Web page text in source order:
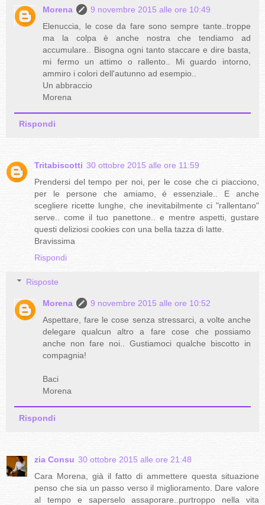
Morena
9 novembre 2015 alle ore 10:49
Elenuccia, le cose da fare sono sempre tante..troppe
ma la colpa è anche nostra che tendiamo ad
accumulare.. Bisogna ogni tanto staccare e dire basta,
mi fermo un attimo o rallento.. Mi guardo intorno,
ammiro i colori dell'autunno ad esempio..
Un abbraccio
Morena
Rispondi
Tritabiscotti 30 ottobre 2015 alle ore 11:59
Prendersi del tempo per noi, per le cose che ci piacciono,
per le persone che amiamo, é essenziale.. E anche
scegliere ricette lunghe, che inevitabilmente ci "rallentano"
serve.. come il tuo panettone.. e mentre aspetti, gustare
questi deliziosi cookies con una bella tazza di latte.
Bravissima
Rispondi
Risposte
Morena
9 novembre 2015 alle ore 10:52
Aspettare, fare le cose senza stressarci, a volte anche
delegare qualcun altro a fare cose che possiamo
anche non fare noi.. Gustiamoci qualche biscotto in
compagnia!
Baci
Morena
Rispondi
zia Consu 30 ottobre 2015 alle ore 21:48
Cara Morena, già il fatto di ammettere questa situazione
penso che sia un passo verso il miglioramento. Dare valore
al tempo e saperselo assaporare..purtroppo nella vita